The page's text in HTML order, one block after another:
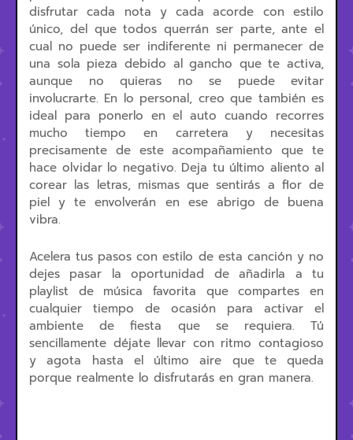
disfrutar cada nota y cada acorde con estilo
único, del que todos querrán ser parte, ante el
cual no puede ser indiferente ni permanecer de
una sola pieza debido al gancho que te activa,
aunque no quieras no se puede evitar
involucrarte. En lo personal, creo que también es
ideal para ponerlo en el auto cuando recorres
mucho tiempo en carretera y necesitas
precisamente de este acompañamiento que te
hace olvidar lo negativo. Deja tu último aliento al
corear las letras, mismas que sentirás a flor de
piel y te envolverán en ese abrigo de buena
vibra.
Acelera tus pasos con estilo de esta canción y no
dejes pasar la oportunidad de añadirla a tu
playlist de música favorita que compartes en
cualquier tiempo de ocasión para activar el
ambiente de fiesta que se requiera. Tú
sencillamente déjate llevar con ritmo contagioso
y agota hasta el último aire que te queda
porque realmente lo disfrutarás en gran manera.